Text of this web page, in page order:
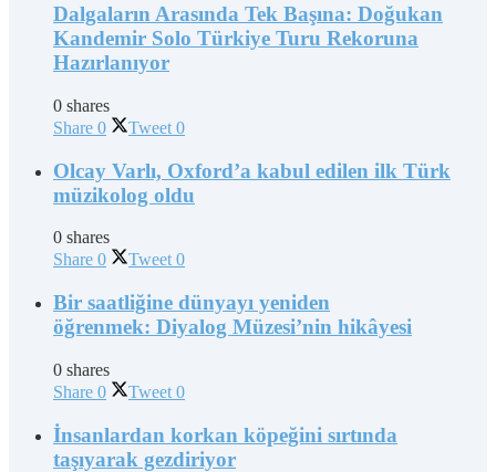
Dalgaların Arasında Tek Başına: Doğukan
Kandemir Solo Türkiye Turu Rekoruna
Hazırlanıyor
0 shares
Share 0 Tweet 0
Olcay Varlı, Oxford’a kabul edilen ilk Türk
müzikolog oldu
0 shares
Share 0 Tweet 0
Bir saatliğine dünyayı yeniden
öğrenmek: Diyalog Müzesi’nin hikâyesi
0 shares
Share 0 Tweet 0
İnsanlardan korkan köpeğini sırtında
taşıyarak gezdiriyor